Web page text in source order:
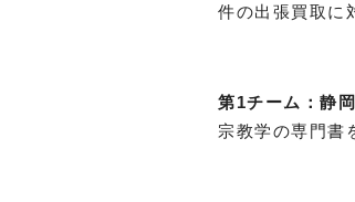
件の出張買取に
第1チーム：静
宗教学の専門書